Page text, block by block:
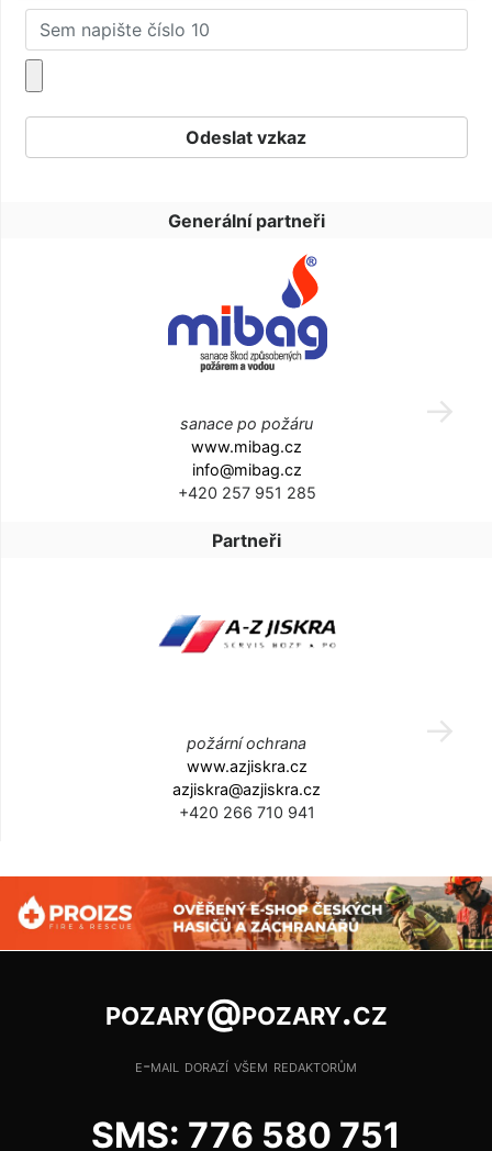
Generální partneři
sanace po požáru
www.mibag.cz
info@mibag.cz
+420 257 951 285
Partneři
požární ochrana
www.azjiskra.cz
azjiskra@azjiskra.cz
+420 266 710 941
pozary@pozary.cz
e-mail dorazí všem redaktorům
SMS: 776 580 751